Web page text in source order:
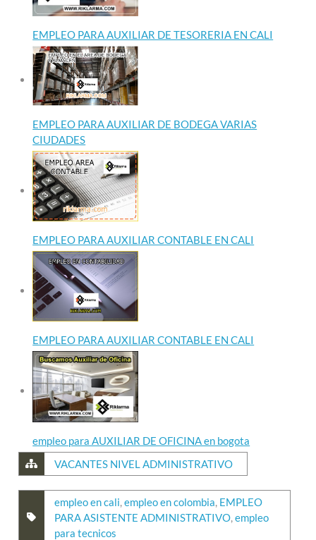
EMPLEO PARA AUXILIAR DE TESORERIA EN CALI
EMPLEO PARA AUXILIAR DE BODEGA VARIAS
CIUDADES
EMPLEO PARA AUXILIAR CONTABLE EN CALI
EMPLEO PARA AUXILIAR CONTABLE EN CALI
empleo para AUXILIAR DE OFICINA en bogota
VACANTES NIVEL ADMINISTRATIVO
empleo en cali,empleo en colombia, EMPLEO
PARA ASISTENTE ADMINISTRATIVO,empleo
para tecnicos